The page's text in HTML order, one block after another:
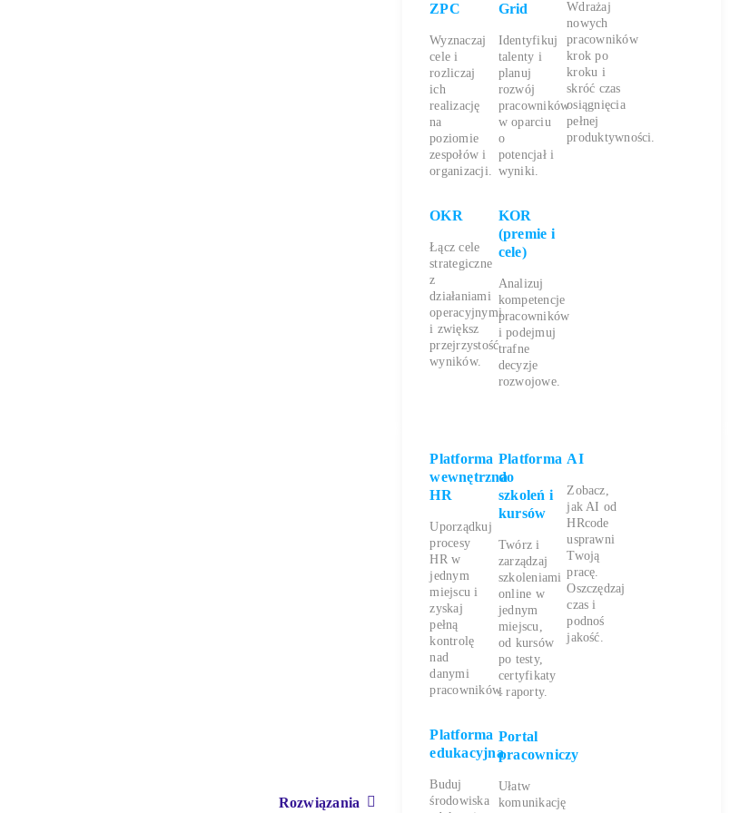
ZPC
Wyznaczaj
cele i
rozliczaj
ich
realizację
na
poziomie
zespołów i
organizacji.
OKR
Łącz cele
strategiczne
z
działaniami
operacyjnymi
i zwiększ
przejrzystość
wyników.
Grid
Identyfikuj
talenty i
planuj
rozwój
pracowników
w oparciu
o
potencjał i
wyniki.
KOR
(premie i
cele)
Analizuj
kompetencje
pracowników
i podejmuj
trafne
decyzje
rozwojowe.
Wdrażaj
nowych
pracowników
krok po
kroku i
skróć czas
osiągnięcia
pełnej
produktywności.
Rozwiązania
Platforma
wewnętrzna
HR
Uporządkuj
procesy
HR w
jednym
miejscu i
zyskaj
pełną
kontrolę
nad
danymi
pracowników.
Platforma
edukacyjna
Buduj
środowiska
Platforma
do
szkoleń i
kursów
Twórz i
zarządzaj
szkoleniami
online w
jednym
miejscu,
od kursów
po testy,
certyfikaty
i raporty.
Portal
pracowniczy
Ułatw
komunikację
AI
Zobacz,
jak AI od
HRcode
usprawni
Twoją
pracę.
Oszczędzaj
czas i
podnoś
jakość.